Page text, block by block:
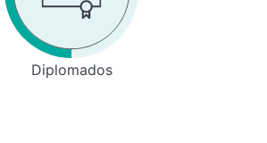
Diplomados